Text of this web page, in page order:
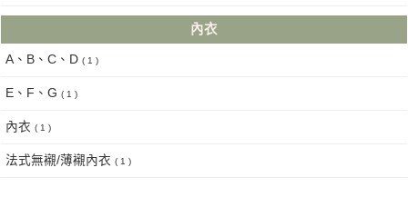
內衣
A、B、C、D ( 1 )
E、F、G ( 1 )
內衣 ( 1 )
法式無襯/薄襯內衣 ( 1 )